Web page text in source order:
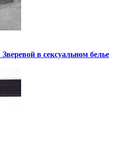
в сексуальном белье